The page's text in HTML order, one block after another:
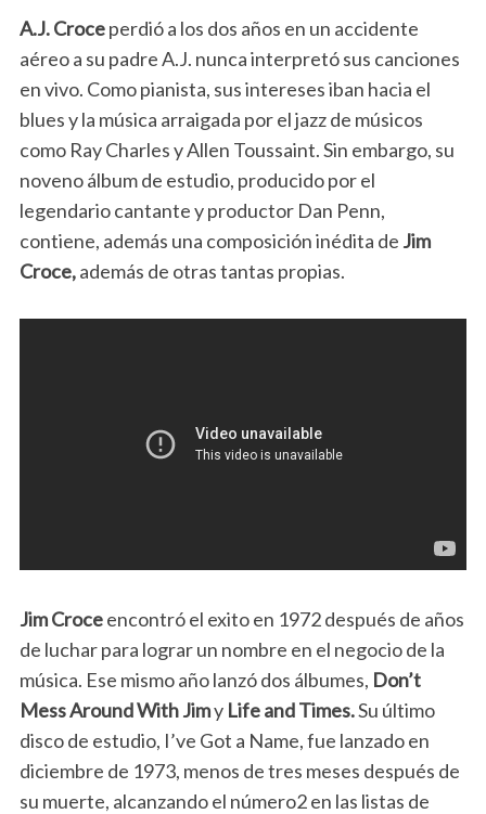
A.J. Croceperdió a los dos años en un accidente
aéreo a su padre A.J. nunca interpretó sus canciones
en vivo. Como pianista, sus intereses iban hacia el
blues y la música arraigada por el jazz de músicos
como Ray Charles y Allen Toussaint. Sin embargo, su
noveno álbum de estudio, producido por el
legendario cantante y productor Dan Penn,
contiene, además una composición inédita de Jim
Croce,además de otras tantas propias.
Jim Croceencontró el exito en 1972 después de años
de luchar para lograr un nombre en el negocio de la
música. Ese mismo año lanzó dos álbumes, Don’t
Mess Around With Jimy Life and Times.Su último
disco de estudio, I’ve Got a Name, fue lanzado en
diciembre de 1973, menos de tres meses después de
su muerte, alcanzando el número2 en las listas de